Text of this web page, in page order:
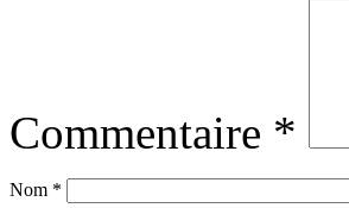
Commentaire *
Nom *